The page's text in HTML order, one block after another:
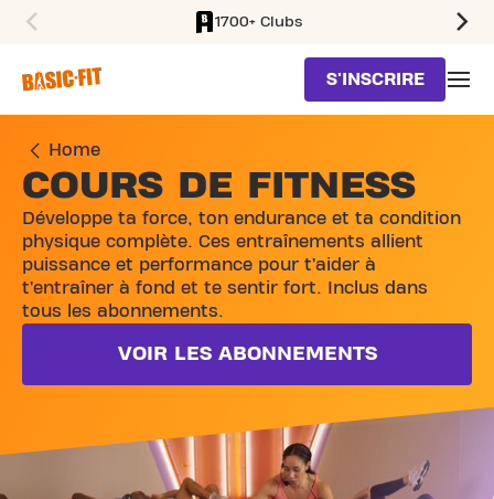
1700+ Clubs
S'INSCRIRE
Home
COURS DE FITNESS
Développe ta force, ton endurance et ta condition
physique complète. Ces entraînements allient
puissance et performance pour t’aider à
t’entraîner à fond et te sentir fort. Inclus dans
tous les abonnements.
VOIR LES ABONNEMENTS